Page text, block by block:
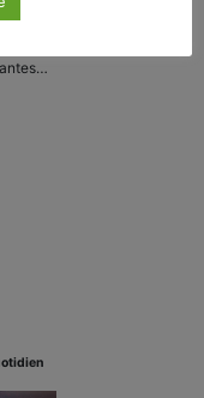
parce que, avec les